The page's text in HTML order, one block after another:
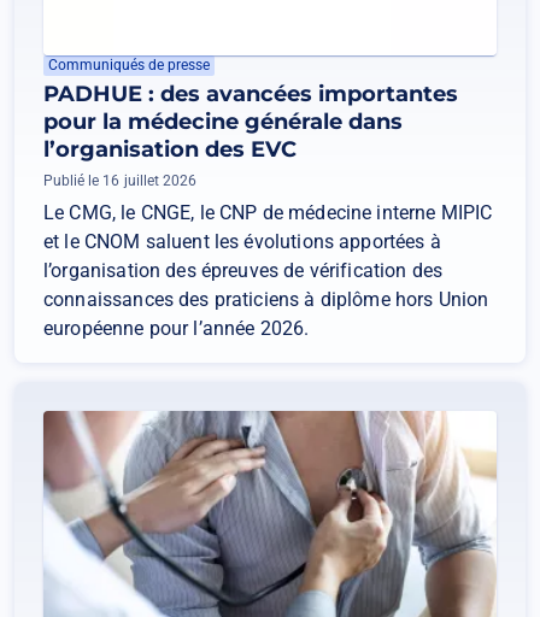
Communiqués de presse
PADHUE : des avancées importantes
pour la médecine générale dans
l’organisation des EVC
Publié le 16 juillet 2026
Le CMG, le CNGE, le CNP de médecine interne MIPIC
et le CNOM saluent les évolutions apportées à
l’organisation des épreuves de vérification des
connaissances des praticiens à diplôme hors Union
européenne pour l’année 2026.